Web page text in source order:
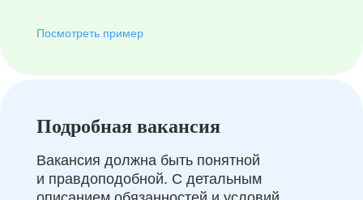
Посмотреть пример
Подробная вакансия
Вакансия должна быть понятной
и правдоподобной. С детальным